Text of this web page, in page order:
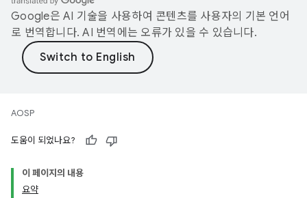
Google은 AI 기술을 사용하여 콘텐츠를 사용자의 기본 언어
로 번역합니다. AI 번역에는 오류가 있을 수 있습니다.
AOSP
도움이 되었나요?
이 페이지의 내용
요약